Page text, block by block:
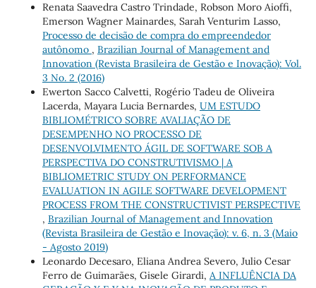
Renata Saavedra Castro Trindade, Robson Moro Aioffi,
Emerson Wagner Mainardes, Sarah Venturim Lasso,
Processo de decisão de compra do empreendedor
autônomo , Brazilian Journal of Management and
Innovation (Revista Brasileira de Gestão e Inovação): Vol.
3 No. 2 (2016)
Ewerton Sacco Calvetti, Rogério Tadeu de Oliveira
Lacerda, Mayara Lucia Bernardes, UM ESTUDO
BIBLIOMÉTRICO SOBRE AVALIAÇÃO DE
DESEMPENHO NO PROCESSO DE
DESENVOLVIMENTO ÁGIL DE SOFTWARE SOB A
PERSPECTIVA DO CONSTRUTIVISMO | A
BIBLIOMETRIC STUDY ON PERFORMANCE
EVALUATION IN AGILE SOFTWARE DEVELOPMENT
PROCESS FROM THE CONSTRUCTIVIST PERSPECTIVE
, Brazilian Journal of Management and Innovation
(Revista Brasileira de Gestão e Inovação): v. 6, n. 3 (Maio
- Agosto 2019)
Leonardo Decesaro, Eliana Andrea Severo, Julio Cesar
Ferro de Guimarães, Gisele Girardi, A INFLUÊNCIA DA